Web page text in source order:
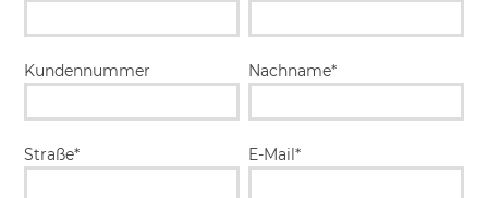
Kundennummer
Straße*
Nachname*
E-Mail*